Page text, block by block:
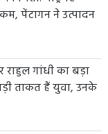
पेंटागन ने उत्पादन
राहुल गांधी का बड़ा
ताकत हैं युवा, उनके